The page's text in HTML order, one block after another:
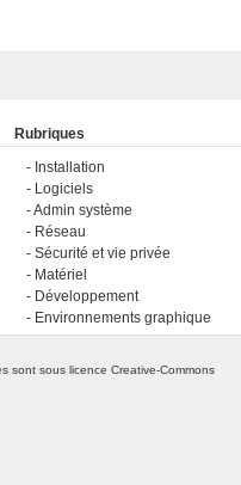
Rubriques
Installation
Logiciels
Admin système
Réseau
Sécurité et vie privée
Matériel
Développement
Environnements graphique
sont sous licenceCreative-Commons